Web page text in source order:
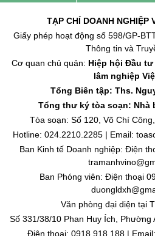
TẠP CHÍ DOANH NGHIỆP
Giấy phép hoạt động số 598/GP-
Thông tin và
Cơ quan chủ quản: Hiệp hội Đầu
lâm nghiệp
Tổng Biên tập: Ths.
Tổng thư ký tòa soạn: Nhà
Tòa soạn: Số 120, Võ Chí
Hotline: 024.2210.2285 | Email:
Ban Kinh tế Doanh nghiệp: Điện
Ban Phóng viên: Điện thoại
Văn phòng đại diện tại
Số 331/38/10 Phan Huy Ích, Phường
Điện thoại: 0918.918.188 |